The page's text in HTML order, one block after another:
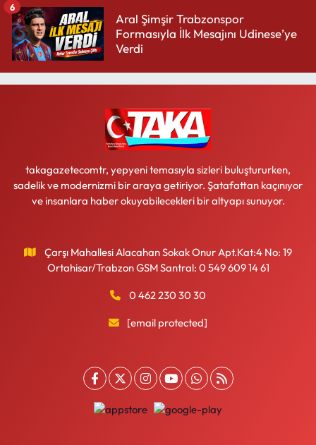
Aral Şimşir Trabzonspor
Formasıyla İlk Mesajını Udinese’ye
Verdi
6
takagazetecomtr, yepyeni temasıyla sizleri buluştururken,
sadelik ve modernizmi bir araya getiriyor. Şatafattan kaçınıyor
ve insanlara haber okuyabilecekleri bir altyapı sunuyor.
Çarşı Mahallesi Alacahan Sokak Onur Apt.Kat:4 No: 19
Ortahisar/Trabzon GSM Santral: 0 549 609 14 61
0 462 230 30 30
[email protected]